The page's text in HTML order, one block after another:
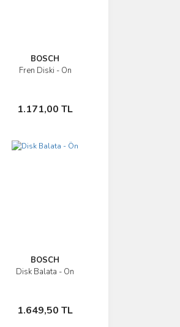
BOSCH
Fren Diski - Ön
1.171,00 TL
İncele
Sepete Ekle
BOSCH
Disk Balata - Ön
1.649,50 TL
İncele
Sepete Ekle